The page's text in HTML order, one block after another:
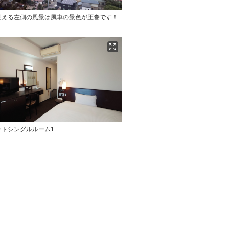
る左側の風景は風車の景色が圧巻です！
シングルルーム1